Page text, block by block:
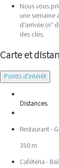
Nous vous
une semaine
d'arrivée (nº
des clés.
Carte et
Points d'intérêt
Distances
Restaurant -
350 m
Cafétéria -